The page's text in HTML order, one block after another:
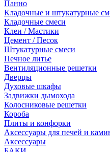
Панно
Кладочные и штукатурные
Кладочные смеси
Клеи / Мастики
Цемент / Песок
Штукатурные смеси
Печное литье
Вентиляционные решетки
Дверцы
Духовые шкафы
Задвижки дымохода
Колосниковые решетки
Короба
Плиты и конфорки
Аксессуары для печей и
Аксессуары